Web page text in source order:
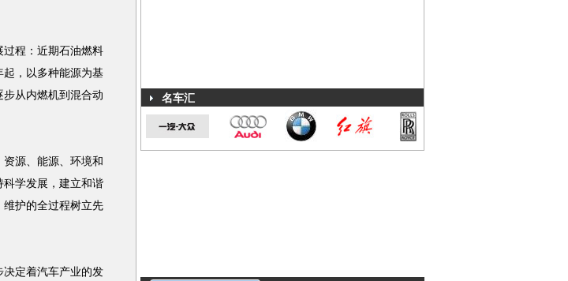
程：近期石油燃料
起，以多种能源为基
从内燃机到混合动
源、能源、环境和
学发展，建立和谐
维护的全过程树立先
定着汽车产业的发
名车汇